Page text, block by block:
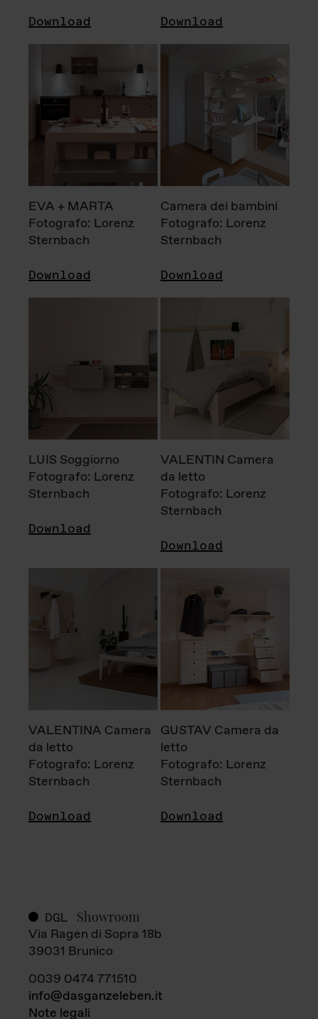
Download Download
EVA + MARTA
Fotografo: Lorenz
Sternbach
Download
Camera dei bambini
Fotografo: Lorenz
Sternbach
Download
LUIS Soggiorno
Fotografo: Lorenz
Sternbach
Download
VALENTIN Camera
da letto
Fotografo: Lorenz
Sternbach
Download
VALENTINA Camera
da letto
Fotografo: Lorenz
Sternbach
Download
GUSTAV Camera da
letto
Fotografo: Lorenz
Sternbach
Download
DGL Showroom
Via Ragen di Sopra 18b
39031 Brunico
0039 0474 771510
info@dasganzeleben.it
Note legali